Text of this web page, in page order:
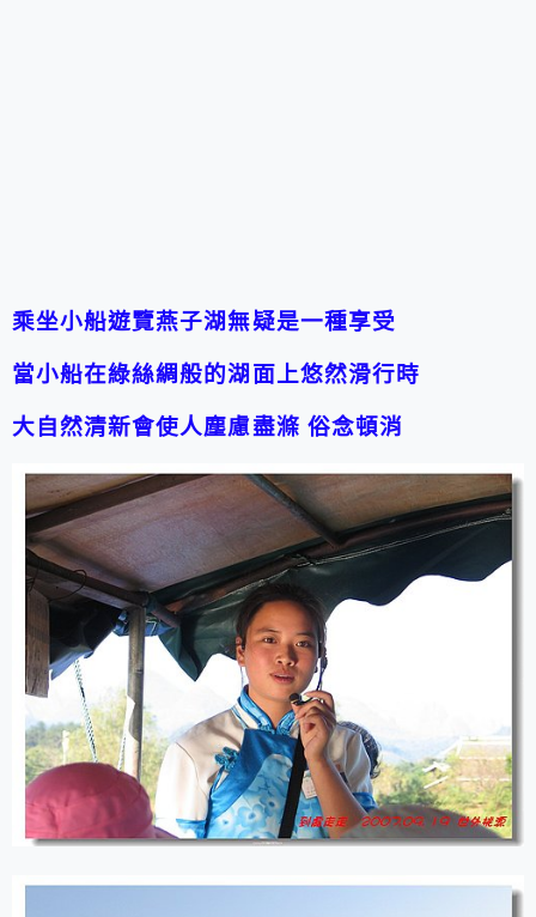
乘坐小船遊覽燕子湖無疑是一種享受
當小船在綠絲綢般的湖面上悠然滑行時
大自然清新會使人塵慮盡滌 俗念頓消